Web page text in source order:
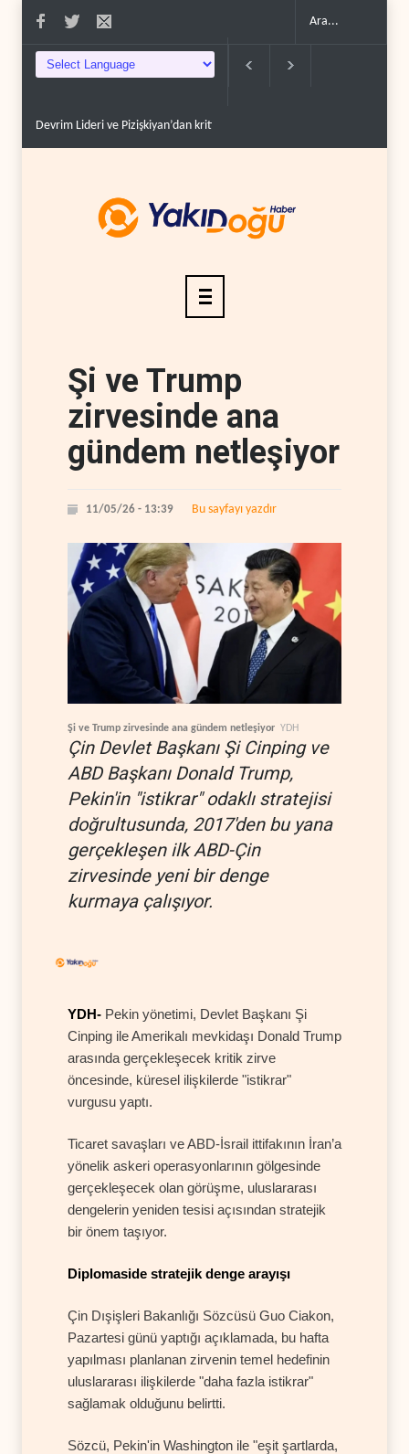
Devrim Lideri ve Pizişkiyan’dan kritik görüşme..
Şi ve Trump
zirvesinde ana
gündem netleşiyor
11/05/26 - 13:39 Bu sayfayı yazdır
Şi ve Trump zirvesinde ana gündem netleşiyor YDH
Çin Devlet Başkanı Şi Cinping ve
ABD Başkanı Donald Trump,
Pekin'in "istikrar" odaklı stratejisi
doğrultusunda, 2017'den bu yana
gerçekleşen ilk ABD-Çin
zirvesinde yeni bir denge
kurmaya çalışıyor.
YDH- Pekin yönetimi, Devlet Başkanı Şi
Cinping ile Amerikalı mevkidaşı Donald Trump
arasında gerçekleşecek kritik zirve
öncesinde, küresel ilişkilerde "istikrar"
vurgusu yaptı.
Ticaret savaşları ve ABD-İsrail ittifakının İran’a
yönelik askeri operasyonlarının gölgesinde
gerçekleşecek olan görüşme, uluslararası
dengelerin yeniden tesisi açısından stratejik
bir önem taşıyor.
Diplomaside stratejik denge arayışı
Çin Dışişleri Bakanlığı Sözcüsü Guo Ciakon,
Pazartesi günü yaptığı açıklamada, bu hafta
yapılması planlanan zirvenin temel hedefinin
uluslararası ilişkilerde "daha fazla istikrar"
sağlamak olduğunu belirtti.
Sözcü, Pekin'in Washington ile "eşit şartlarda,